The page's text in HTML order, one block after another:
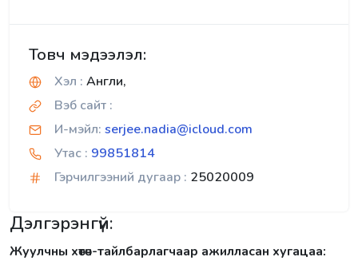
Товч мэдээлэл:
Хэл : Англи,
Вэб сайт :
И-мэйл: serjee.nadia@icloud.com
Утас : 99851814
Гэрчилгээний дугаар : 25020009
Дэлгэрэнгүй:
Жуулчны хөтөч-тайлбарлагчаар ажилласан хугацаа: